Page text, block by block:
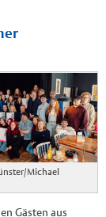
Michael
Gästen aus